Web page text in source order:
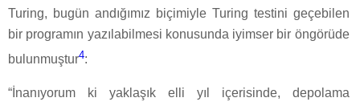
Turing, bugün andığımız biçimiyle Turing testini geçebilen
bir programın yazılabilmesi konusunda iyimser bir öngörüde
bulunmuştur4:
“İnanıyorum ki yaklaşık elli yıl içerisinde, depolama